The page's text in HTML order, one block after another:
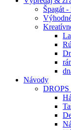
Špagát -
Návody
DROPS